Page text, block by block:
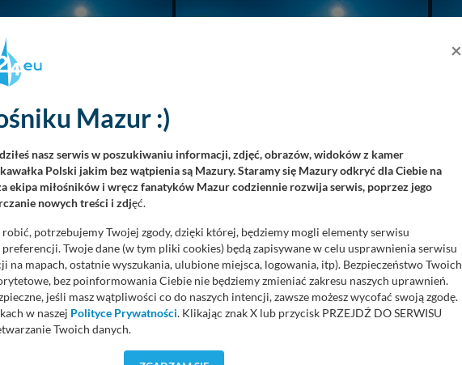
×
Mazur :)
nasz serwis w poszukiwaniu informacji, zdjęć, obrazów, widoków z kamer
Polski jakim bez wątpienia są Mazury. Staramy się Mazury odkryć dla Ciebie na
ekipa miłośników i wręcz fanatyków Mazur codziennie rozwija serwis, poprzez jego
nowych treści i zdjęć.
potrzebujemy Twojej zgody, dzięki której, będziemy mogli elementy serwisu
Twoje dane (w tym pliki cookies) będą zapisywane w celu usprawnienia serwisu
na mapach, ostatnie wyszukania, ulubione miejsca, logowania, itp). Bezpieczeństwo Twoich
bez poinformowania Ciebie nie będziemy zmieniać zakresu naszych uprawnień.
jeśli masz wątpliwości co do naszych intencji, zawsze możesz wycofać swoją zgodę.
w naszej Polityce Prywatności. Klikając znak X lub przycisk PRZEJDŹ DO SERWISU
Twoich danych.